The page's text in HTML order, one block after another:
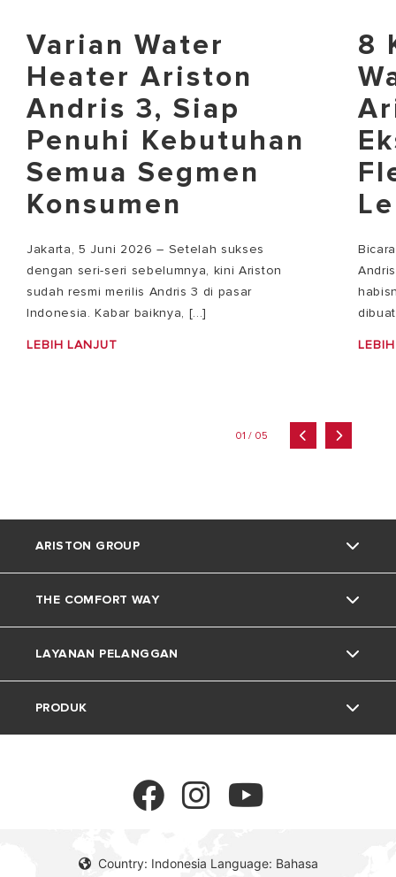
Varian Water
Heater Ariston
Andris 3, Siap
Penuhi Kebutuhan
Semua Segmen
Konsumen
Jakarta, 5 Juni 2026 – Setelah sukses
dengan seri-seri sebelumnya, kini Ariston
sudah resmi merilis Andris 3 di pasar
Indonesia. Kabar baiknya, [...]
LEBIH LANJUT
8
01 / 05
Country: Indonesia Language: Bahasa
ARISTON GROUP
Tentang Ariston
Grup
Karir
THE COMFORT WAY
Trik dan Kiat
Kehidupan Rumah
LAYANAN PELANGGAN
Kontak
PRODUK
Pemanas Air Tenaga Surya